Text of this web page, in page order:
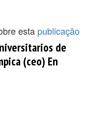
esta publicação
de
(ceo) En